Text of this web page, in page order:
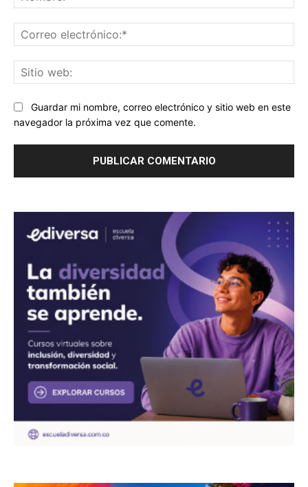
Guardar mi nombre, correo electrónico y sitio web en este
navegador la próxima vez que comente.